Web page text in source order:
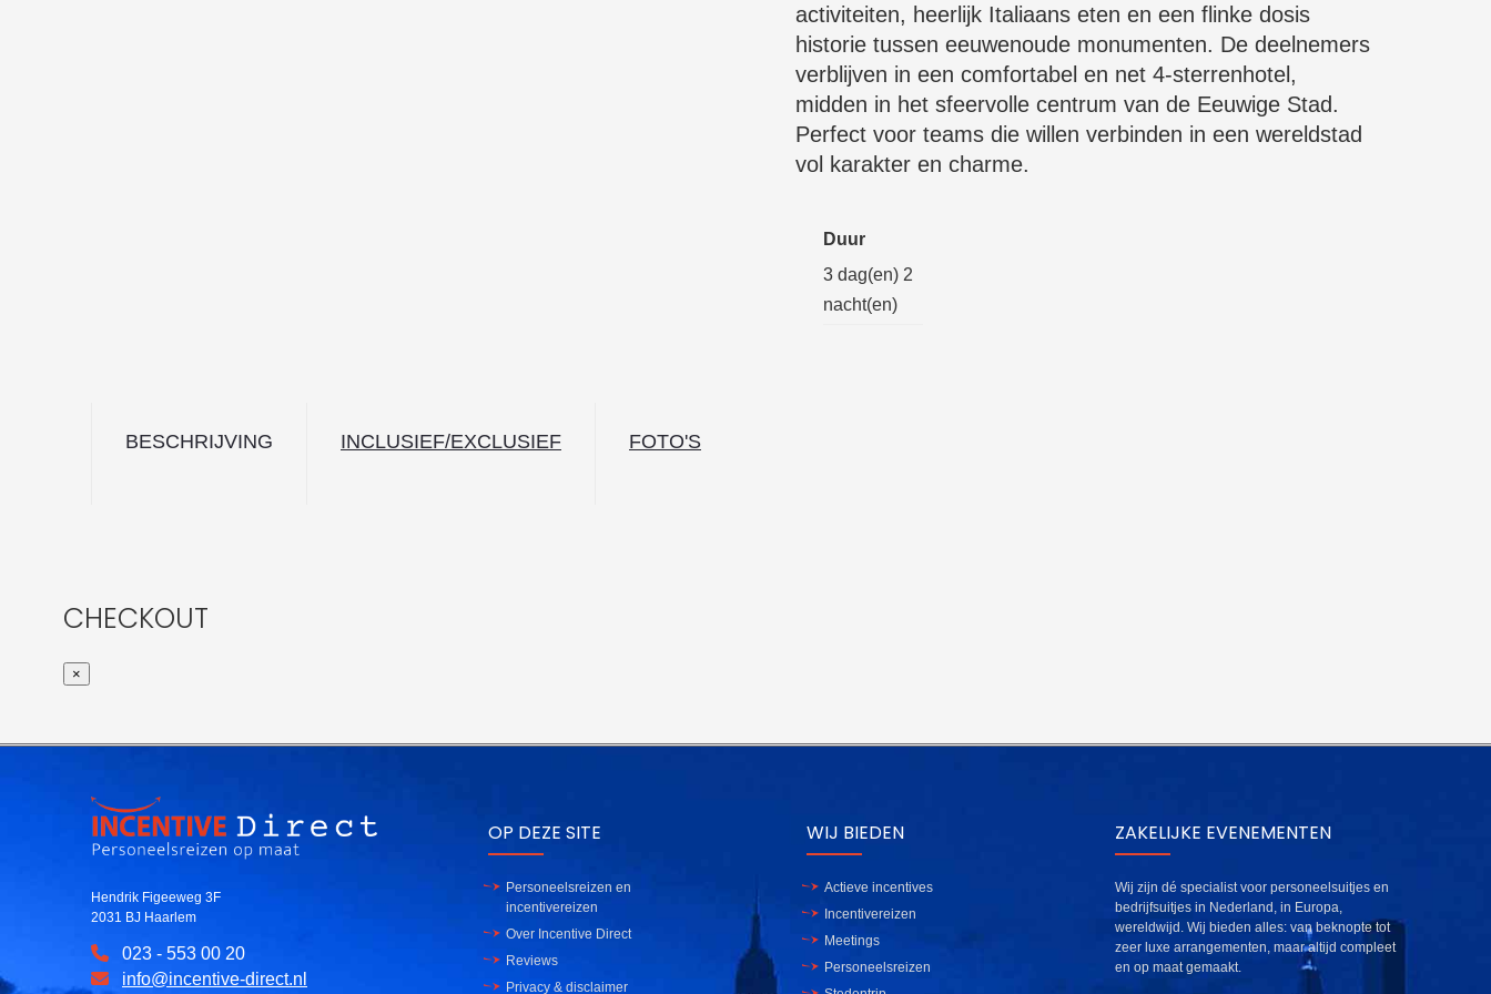
activiteiten, heerlijk Italiaans eten en een flinke dosis
historie tussen eeuwenoude monumenten. De deelnemers
verblijven in een comfortabel en net 4-sterrenhotel,
midden in het sfeervolle centrum van de Eeuwige Stad.
Perfect voor teams die willen verbinden in een wereldstad
vol karakter en charme.
Duur
3 dag(en) 2
nacht(en)
CHECKOUT
×
Hendrik Figeeweg 3F
2031 BJ Haarlem
023 - 553 00 20
info@incentive-direct.nl
OP DEZE SITE
Personeelsreizen en
incentivereizen
Over Incentive Direct
Reviews
Privacy & disclaimer
WIJ BIEDEN
Actieve incentives
Incentivereizen
Meetings
Personeelsreizen
ZAKELIJKE EVENEMENTEN
Wij zijn dé specialist voor personeelsuitjes en
bedrijfsuitjes in Nederland, in Europa,
wereldwijd. Wij bieden alles: van beknopte tot
zeer luxe arrangementen, maar altijd compleet
en op maat gemaakt.